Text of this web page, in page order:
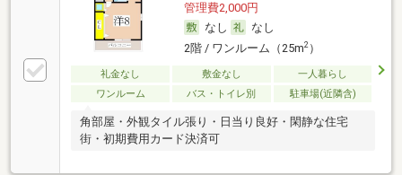
管理費2,000円
なし
なし
2階 / ワンルーム（25m2）
礼金なし 敷金なし
一人暮らし
ワンルーム
バス・トイレ別 駐車場(近隣含)
角部屋・外観タイル張り・日当り良好・閑静な住宅
街・初期費用カード決済可